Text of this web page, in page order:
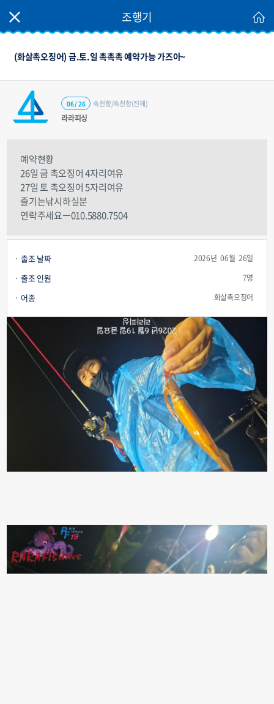
조행기
(화살촉오징어) 금.토.일 촉촉촉 예약가능 가즈아~
라라피싱
속천항/속천항(진해)
06 / 26
예약현황
26일 금 촉오징어 4자리여유
27일 토 촉오징어 5자리여유
즐기는낚시하실분
연락주세요ㅡ010.5880.7504
출조 날짜 2026년 06월 26일
출조 인원 7명
어종 화살촉오징어